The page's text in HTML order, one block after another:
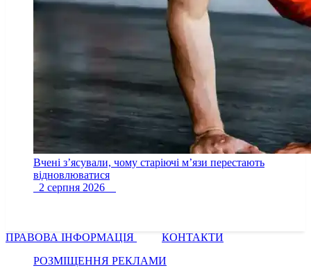
Вчені з’ясували, чому старіючі м’язи перестають
відновлюватися
2 серпня 2026
ПРАВОВА ІНФОРМАЦІЯ
КОНТАКТИ
РОЗМІЩЕННЯ РЕКЛАМИ